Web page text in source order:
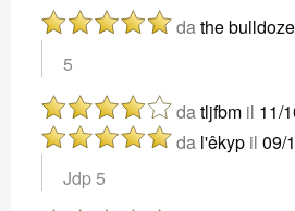
dathe
5
datljfbm il 11/
da l'êkyp il 09/
Jdp 5